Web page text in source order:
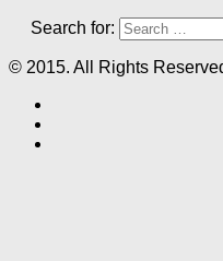
Search for:
© 2015. All Rights